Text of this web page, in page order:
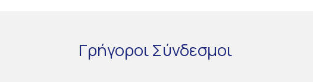
ΓρήγοροιΣύνδεσμοι